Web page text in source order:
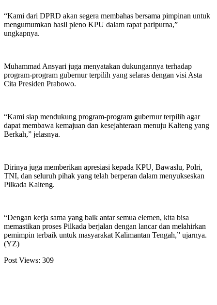
“Kami dari DPRD akan segera membahas bersama pimpinan untuk
mengumumkan hasil pleno KPU dalam rapat paripurna,”
ungkapnya.
Muhammad Ansyari juga menyatakan dukungannya terhadap
program-program gubernur terpilih yang selaras dengan visi Asta
Cita Presiden Prabowo.
“Kami siap mendukung program-program gubernur terpilih agar
dapat membawa kemajuan dan kesejahteraan menuju Kalteng yang
Berkah,” jelasnya.
Dirinya juga memberikan apresiasi kepada KPU, Bawaslu, Polri,
TNI, dan seluruh pihak yang telah berperan dalam menyukseskan
Pilkada Kalteng.
“Dengan kerja sama yang baik antar semua elemen, kita bisa
memastikan proses Pilkada berjalan dengan lancar dan melahirkan
pemimpin terbaik untuk masyarakat Kalimantan Tengah,” ujarnya.
(YZ)
Post Views: 309